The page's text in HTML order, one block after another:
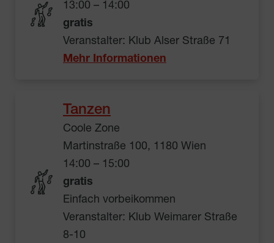
13:00 – 14:00
gratis
Veranstalter: Klub Alser Straße 71
Mehr Informationen
Tanzen
Coole Zone
Martinstraße 100, 1180 Wien
14:00 – 15:00
gratis
Einfach vorbeikommen
Veranstalter: Klub Weimarer Straße
8-10